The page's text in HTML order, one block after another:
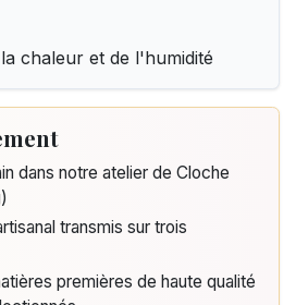
chaleur et de l'humidité
dans notre atelier de Cloche
transmis sur trois
premières de haute qualité